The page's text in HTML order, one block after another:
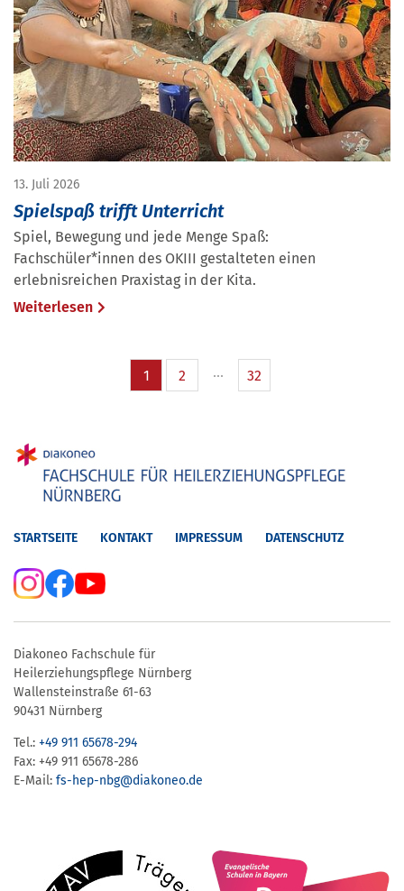
13. Juli 2026
Spielspaß trifft Unterricht
Spiel, Bewegung und jede Menge Spaß:
Fachschüler*innen des OKIII gestalteten einen
erlebnisreichen Praxistag in der Kita.
Weiterlesen
1 2 32
STARTSEITE KONTAKT IMPRESSUM DATENSCHUTZ
Diakoneo Fachschule für
Heilerziehungspflege Nürnberg
Wallensteinstraße 61-63
90431 Nürnberg
Tel.: +49 911 65678-294
Fax: +49 911 65678-286
E-Mail: fs-hep-nbg​@diakoneo.de